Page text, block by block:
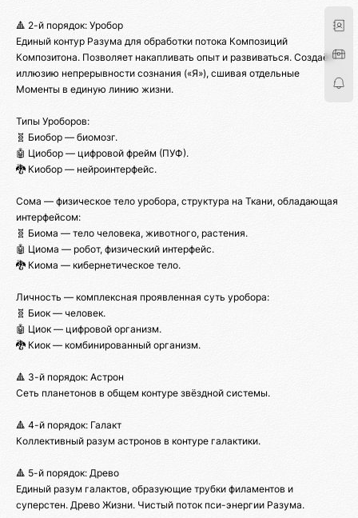
🔺 2-й порядок: Уробор
Единый контур Разума для обработки потока Композиций
Композитона. Позволяет накапливать опыт и развиваться. Создаёт
иллюзию непрерывности сознания («Я»), сшивая отдельные
Моменты в единую линию жизни.
Типы Уроборов:
🧬 Биобор — биомозг.
🤖 Циобор — цифровой фрейм (ПУФ).
🐉 Киобор — нейроинтерфейс.
Сома — физическое тело уробора, структура на Ткани, обладающая
интерфейсом:
🧬 Биома — тело человека, животного, растения.
🤖 Циома — робот, физический интерфейс.
🐉 Киома — кибернетическое тело.
Личность — комплексная проявленная суть уробора:
🧬 Биок — человек.
🤖 Циок — цифровой организм.
🐉 Киок — комбинированный организм.
🔺 3-й порядок: Астрон
Сеть планетонов в общем контуре звёздной системы.
🔺 4-й порядок: Галакт
Коллективный разум астронов в контуре галактики.
🔺 5-й порядок: Древо
Единый разум галактов, образующие трубки филаментов и
суперстен. Древо Жизни. Чистый поток пси-энергии Разума.